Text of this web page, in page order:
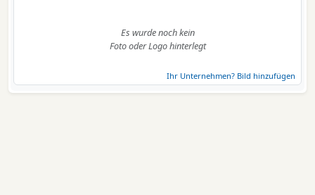
Es wurde noch kein
Foto oder Logo hinterlegt
Ihr Unternehmen? Bild hinzufügen